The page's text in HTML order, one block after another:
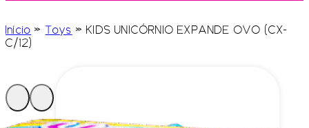
Início » Toys »KIDS UNICÓRNIO EXPANDE OVO (CX-
C/12)